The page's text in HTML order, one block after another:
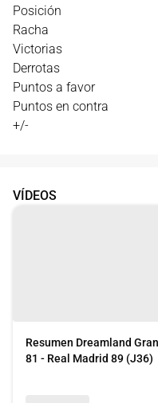
Posición
Racha
Victorias
Derrotas
Puntos a favor
Puntos en contra
+/-
VÍDEOS
Resumen Dreamland
81 - Real Madrid 89 (J36)